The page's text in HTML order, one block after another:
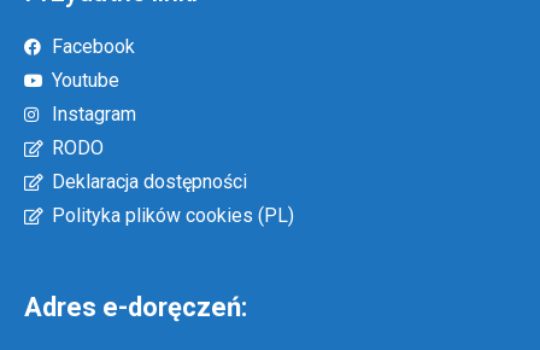
Facebook
Youtube
Instagram
RODO
Deklaracja dostępności
Polityka plików cookies (PL)
Adres e-doręczeń: